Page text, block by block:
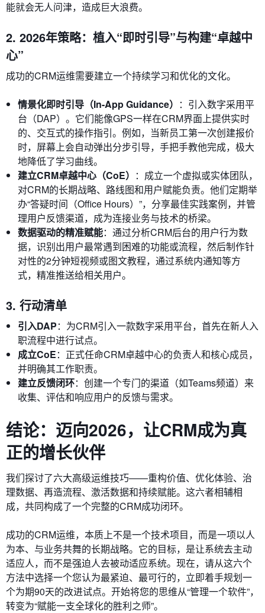
能就会无人问津，造成巨大浪费。
2. 2026年策略：植入“即时引导”与构建“卓越中
心”
成功的CRM运维需要建立一个持续学习和优化的文化。
情景化即时引导（In-App Guidance） ：引入数字采用平
台（DAP）。它们能像GPS一样在CRM界面上提供实时
的、交互式的操作指引。例如，当新员工第一次创建报价
时，屏幕上会自动弹出分步引导，手把手教他完成，极大
地降低了学习曲线。
建立CRM卓越中心（CoE） ：成立一个虚拟或实体团队，
对CRM的长期战略、路线图和用户赋能负责。他们定期举
办“答疑时间（Office Hours）”，分享最佳实践案例，并管
理用户反馈渠道，成为连接业务与技术的桥梁。
数据驱动的精准赋能：通过分析CRM后台的用户行为数
据，识别出用户最常遇到困难的功能或流程，然后制作针
对性的2分钟短视频或图文教程，通过系统内通知等方
式，精准推送给相关用户。
3. 行动清单
引入DAP：为CRM引入一款数字采用平台，首先在新人入
职流程中进行试点。
成立CoE：正式任命CRM卓越中心的负责人和核心成员，
并明确其工作职责。
建立反馈闭环：创建一个专门的渠道（如Teams频道）来
收集、评估和响应用户的反馈与需求。
结论：迈向2026，让CRM成为真
正的增长伙伴
我们探讨了六大高级运维技巧——重构价值、优化体验、治
理数据、再造流程、激活数据和持续赋能。这六者相辅相
成，共同构成了一个完整的CRM成功闭环。
成功的CRM运维，本质上不是一个技术项目，而是一项以人
为本、与业务共舞的长期战略。它的目标，是让系统去主动
适应人，而不是强迫人去被动适应系统。现在，请从这六个
方法中选择一个您认为最紧迫、最可行的，立即着手规划一
个为期90天的改进试点。开始将您的思维从“管理一个软件”，
转变为“赋能一支全球化的胜利之师”。